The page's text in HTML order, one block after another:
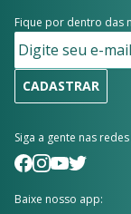
Fique por dentro das
CADASTRAR
Siga a gente nas
Baixe nosso app: